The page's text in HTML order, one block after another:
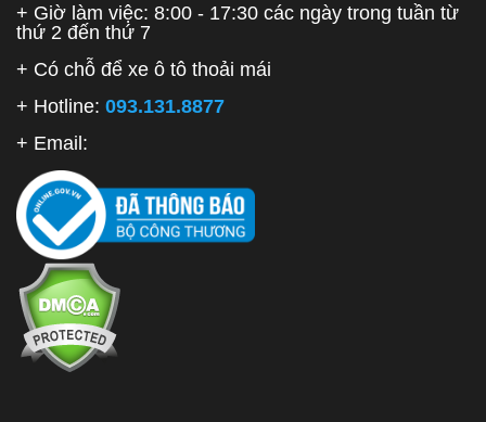
+ Giờ làm việc: 8:00 - 17:30 các ngày trong tuần từ
thứ 2 đến thứ 7
+ Có chỗ để xe ô tô thoải mái
+ Hotline: 093.131.8877
+ Email: